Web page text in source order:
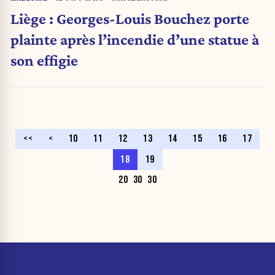
Liège : Georges-Louis Bouchez porte
plainte après l’incendie d’une statue à
son effigie
<< < 10 11 12 13 14 15 16
17
18
19
20 30 30